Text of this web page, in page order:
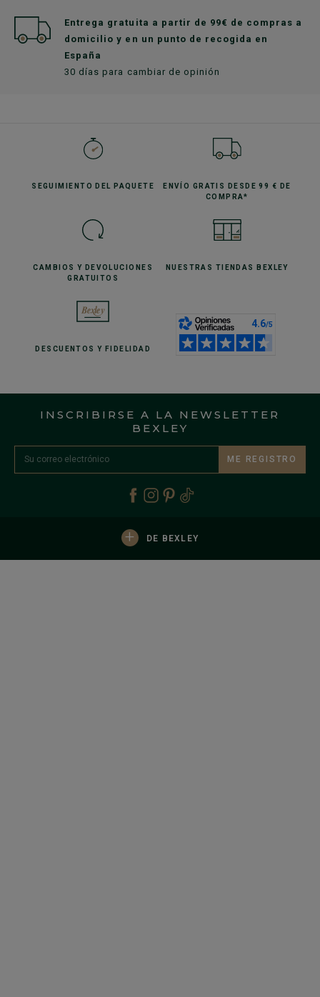
Entrega gratuita a partir de 99€ de compras a
domicilio y en un punto de recogida en
España
30 días para cambiar de opinión
SEGUIMIENTO DEL PAQUETE ENVÍO GRATIS
DESDE 99 € DE
COMPRA*
CAMBIOS Y DEVOLUCIONES
GRATUITOS
NUESTRAS TIENDAS BEXLEY
DESCUENTOSY FIDELIDAD
INSCRIBIRSE A LA NEWSLETTER
BEXLEY
ME REGISTRO
+ DE BEXLEY